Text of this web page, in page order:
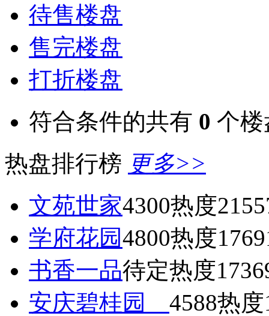
待售楼盘
售完楼盘
打折楼盘
符合条件的共有 0 个楼
热盘排行榜 更多>>
文苑世家4300热度
学府花园4800热度
书香一品待定热度
安庆碧桂园 4588热度